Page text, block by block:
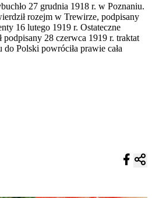
27 grudnia 1918 r. w Poznaniu.
rozejm w Trewirze, podpisany
16 lutego 1919 r. Ostateczne
28 czerwca 1919 r. traktat
Polski powróciła prawie cała